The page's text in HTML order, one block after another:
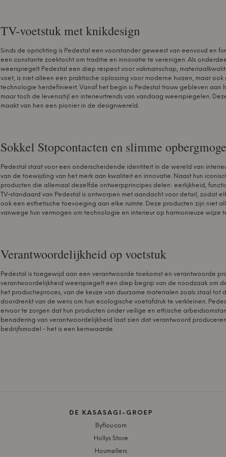
TV-voetstuk met knikdesign
Sinds de oprichting is Pedestal een voorstander geweest van eenvoud en
een constante zoektocht om traditie en innovatie te verenigen. Als
weerspiegelt Pedestal een diep respect voor vakmanschap,
voet, is niet alleen een praktische oplossing voor moderne huizen, maar
technologie herdefinieert. Vanaf het begin is Pedestal trouw gebleven aan
maar toch de levensstijl en interieurtrends van vandaag weerspiegelen.
maakt van hen een pionier in de designwereld.
Sokkel Stopcontacten en slimme
Pedestal staat voor een onderscheidende identiteit in de wereld van
van de toewijding van het merk aan kwaliteit en innovatie. Naast hun
producten die allemaal dezelfde ontwerpprincipes delen: eerlijkheid,
TV-standaard van Pedestal is ontworpen met aandacht voor detail, zodat
ook een esthetische toevoeging aan elke ruimte. Deze producten zijn niet
vanwege hun vermogen om technologie en interieur op harmonieuze wijze
Verantwoordelijkheid op voetstuk
Pedestal is toegewijd aan een verantwoorde toekomst en verantwoorde
verantwoordelijkheid weerspiegelt een diep begrip van de noodzaak om
het productieproces, van de keuze van duurzame materialen zoals staal tot
doordrenkt van de wens om hun ecologische voetafdruk te verkleinen.
ervoor te zorgen dat hun producten onder veilige en ethische
benadering van verantwoordelijkheid laat zien dat verantwoord
bedrijfsmodel - het is een kernwaarde.
DE KASASAGI-GROEP
Byflou.com
Hollys Store
Houmøllers